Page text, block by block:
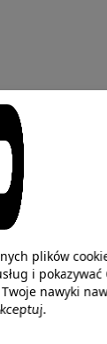
plików
i
nawyki